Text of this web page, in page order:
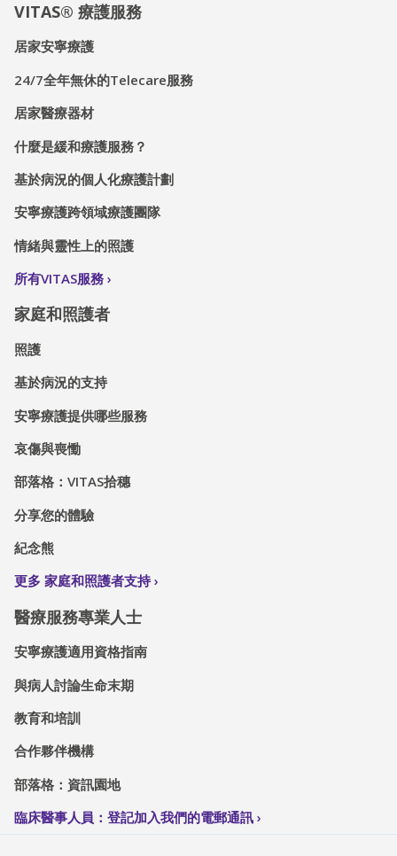
VITAS® 療護服務
居家安寧療護
24/7全年無休的Telecare服務
居家醫療器材
什麼是緩和療護服務？
基於病況的個人化療護計劃
安寧療護跨領域療護團隊
情緒與靈性上的照護
所有VITAS服務
家庭和照護者
照護
基於病況的支持
安寧療護提供哪些服務
哀傷與喪慟
部落格：VITAS拾穗
分享您的體驗
紀念熊
更多 家庭和照護者支持
醫療服務專業人士
安寧療護適用資格指南
與病人討論生命末期
教育和培訓
合作夥伴機構
部落格：資訊園地
臨床醫事人員：登記加入我們的電郵通訊